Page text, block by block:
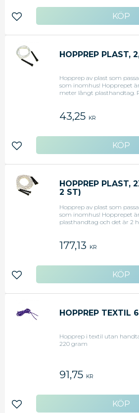
Lägg till i favoriter
HOPPREP PLAST,
Hopprep av plast som
som inomhus! Hopprepet
meter långt plasthandtag.
43,25 KR
Lägg till i favoriter
HOPPREP PLAST,
2 ST)
Hopprep av plast som
som inomhus! Hopprepet
plasthandtag och det är 2
177,13 KR
Lägg till i favoriter
HOPPREP TEXTIL
Hopprep i textil utan
220 gram
91,75 KR
Lägg till i favoriter